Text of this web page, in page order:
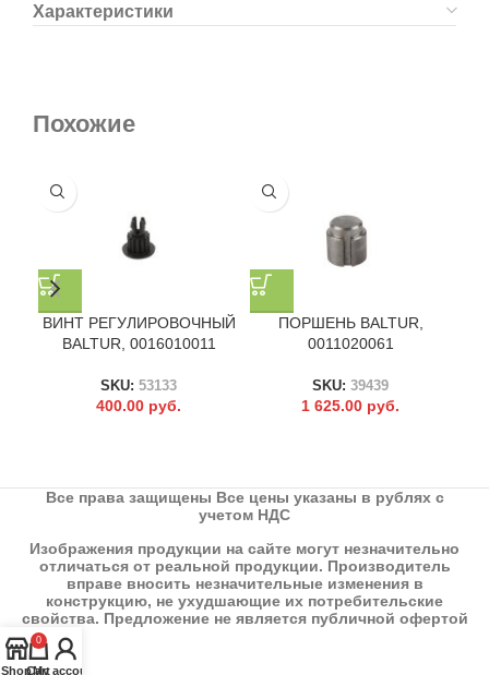
Характеристики
Похожие
ВИНТ РЕГУЛИРОВОЧНЫЙ
BALTUR, 0016010011
SKU: 53133
400.00 руб.
ПОРШЕНЬ BALTUR,
0011020061
SKU: 39439
1 625.00 руб.
Все права защищены Все цены указаны в рублях с
учетом НДС
Изображения продукции на сайте могут незначительно
отличаться от реальной продукции. Производитель
вправе вносить незначительные изменения в
конструкцию, не ухудшающие их потребительские
свойства. Предложение не является публичной офертой
Shop
0
Cart
My account